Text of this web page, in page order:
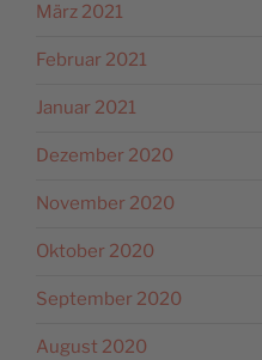
März 2021
Februar 2021
Januar 2021
Dezember 2020
November 2020
Oktober 2020
September 2020
August 2020